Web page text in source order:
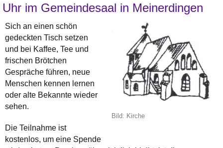
Uhr im Gemeindesaal in Meinerdingen
Bild: Kirche
Sich an einen schön
gedeckten Tisch setzen
und bei Kaffee, Tee und
frischen Brötchen
Gespräche führen, neue
Menschen kennen lernen
oder alte Bekannte wieder
sehen.
Die Teilnahme ist
kostenlos, um eine Spende